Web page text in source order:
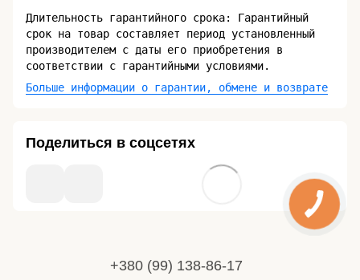
Длительность гарантийного срока: Гарантийный
срок на товар составляет период установленный
производителем с даты его приобретения в
соответствии с гарантийными условиями.
Больше информации о гарантии, обмене и возврате
Поделиться в соцсетях
+380 (99) 138-86-17